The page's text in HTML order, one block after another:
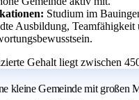
Studium im
Ausbildung, Teamfähigkeit
Gehalt liegt zwischen
kleine Gemeinde mit großen